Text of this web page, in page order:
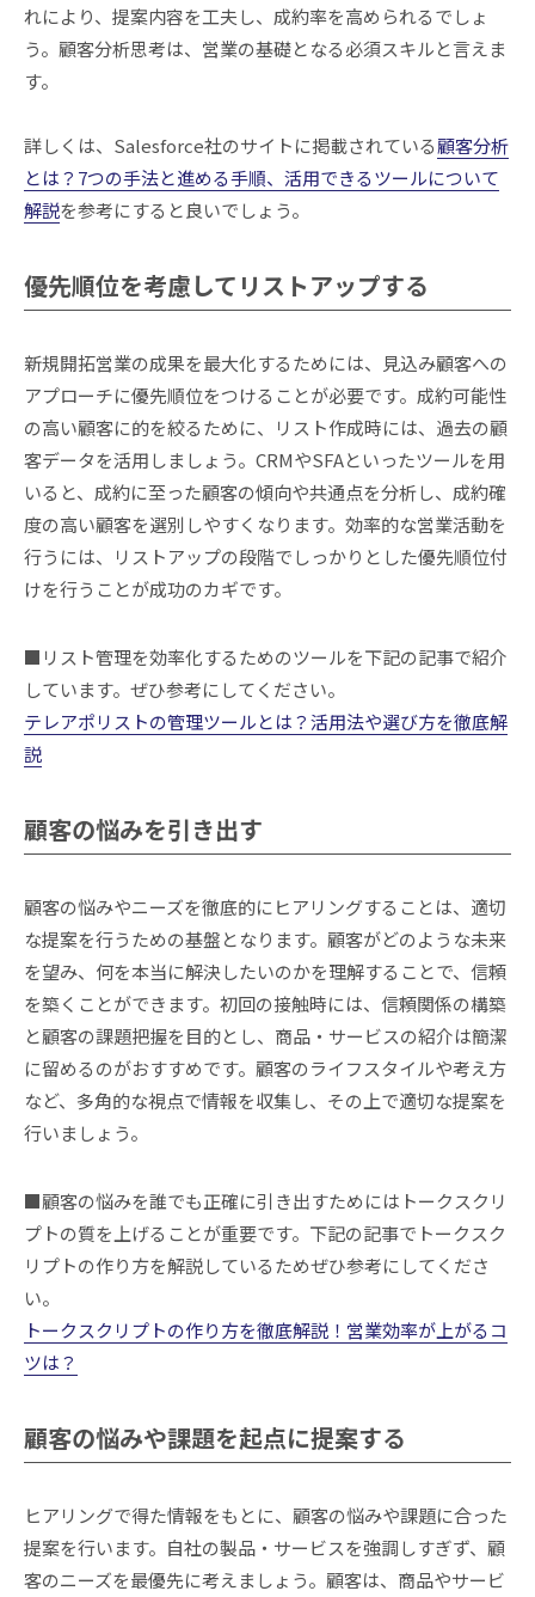
れにより、提案内容を工夫し、成約率を高められるでしょ
う。顧客分析思考は、営業の基礎となる必須スキルと言えま
す。
詳しくは、Salesforce社のサイトに掲載されている顧客分析
とは？7つの手法と進める手順、活用できるツールについて
解説を参考にすると良いでしょう。
優先順位を考慮してリストアップする
新規開拓営業の成果を最大化するためには、見込み顧客への
アプローチに優先順位をつけることが必要です。成約可能性
の高い顧客に的を絞るために、リスト作成時には、過去の顧
客データを活用しましょう。CRMやSFAといったツールを用
いると、成約に至った顧客の傾向や共通点を分析し、成約確
度の高い顧客を選別しやすくなります。効率的な営業活動を
行うには、リストアップの段階でしっかりとした優先順位付
けを行うことが成功のカギです。
■リスト管理を効率化するためのツールを下記の記事で紹介
しています。ぜひ参考にしてください。
テレアポリストの管理ツールとは？活用法や選び方を徹底解
説
顧客の悩みを引き出す
顧客の悩みやニーズを徹底的にヒアリングすることは、適切
な提案を行うための基盤となります。顧客がどのような未来
を望み、何を本当に解決したいのかを理解することで、信頼
を築くことができます。初回の接触時には、信頼関係の構築
と顧客の課題把握を目的とし、商品・サービスの紹介は簡潔
に留めるのがおすすめです。顧客のライフスタイルや考え方
など、多角的な視点で情報を収集し、その上で適切な提案を
行いましょう。
■顧客の悩みを誰でも正確に引き出すためにはトークスクリ
プトの質を上げることが重要です。下記の記事でトークスク
リプトの作り方を解説しているためぜひ参考にしてくださ
い。
トークスクリプトの作り方を徹底解説！営業効率が上がるコ
ツは？
顧客の悩みや課題を起点に提案する
ヒアリングで得た情報をもとに、顧客の悩みや課題に合った
提案を行います。自社の製品・サービスを強調しすぎず、顧
客のニーズを最優先に考えましょう。顧客は、商品やサービ